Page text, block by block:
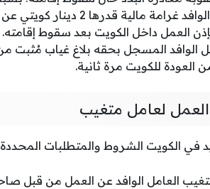
يُفرض على العامل الوافد
العمل داخل الكويت بعد سقوط إقامته.
المسجل بحقه بلاغ غياب مُثبت
للكويت مرة ثانية.
لعامل متغيب
في الكويت الشروط والمتطلبات
العامل الوافد عن العمل من قبل